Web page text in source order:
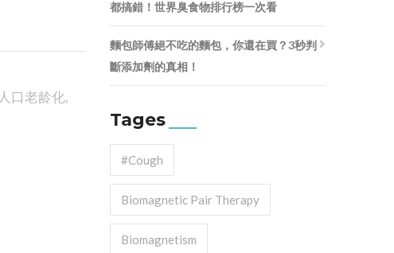
人口老龄化,
都搞錯！世界臭食物排行榜一次看
麵包師傅絕不吃的麵包，你還在買？3秒判
斷添加劑的真相！
Tages
#cough
Biomagnetic Pair Therapy
Biomagnetism